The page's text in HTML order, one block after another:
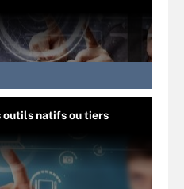
outils natifs ou tiers